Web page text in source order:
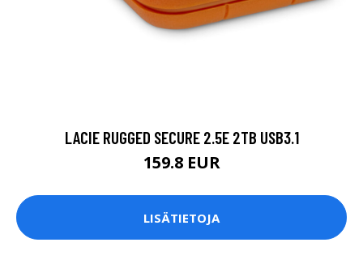
LACIE RUGGED SECURE 2.5E 2TB USB3.1
159.8 EUR
LISÄTIETOJA